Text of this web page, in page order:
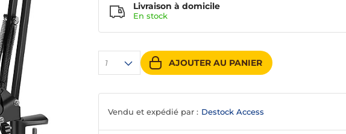
1 AJOUTER AU PANIER
Livraison à domicile
En stock
Vendu et expédié par : Destock Access